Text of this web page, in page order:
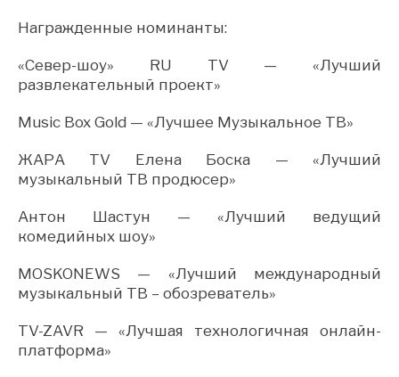
Награжденные номинанты:
«Север-шоу» RU TV — «Лучший
развлекательный проект»
Music Box Gold — «Лучшее Музыкальное ТВ»
ЖАРА TV Елена Боска — «Лучший
музыкальный ТВ продюсер»
Антон Шастун — «Лучший ведущий
комедийных шоу»
MOSKONEWS — «Лучший международный
музыкальный ТВ – обозреватель»
TV-ZAVR — «Лучшая технологичная онлайн-
платформа»